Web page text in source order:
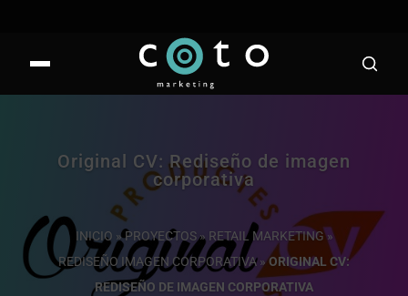
Original CV: Rediseño de imagen
corporativa
INICIO »PROYECTOS» RETAIL MARKETING»
REDISEÑO IMAGEN CORPORATIVA»ORIGINAL CV:
REDISEÑO DE IMAGEN CORPORATIVA